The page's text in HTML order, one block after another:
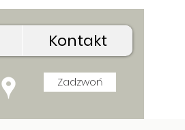
Kontakt
Zadzwoń